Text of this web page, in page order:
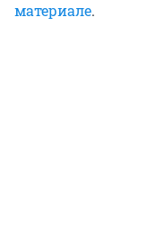
материале.